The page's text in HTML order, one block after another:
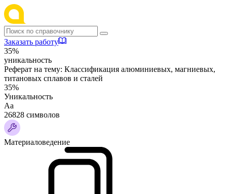
Заказать работу
35%
уникальность
Реферат на тему: Классификация алюминиевых, магниевых,
титановых сплавов и сталей
35%
Уникальность
Аа
26828 символов
Материаловедение